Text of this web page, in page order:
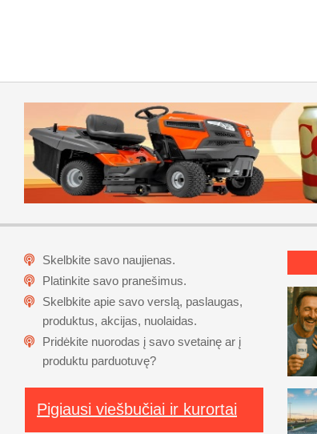
Skelbkite savo naujienas.
Platinkite savo pranešimus.
Skelbkite apie savo verslą, paslaugas,
produktus, akcijas, nuolaidas.
Pridėkite nuorodas į savo svetainę ar į
produktu parduotuvę?
Pigiausi viešbučiai ir kurortai